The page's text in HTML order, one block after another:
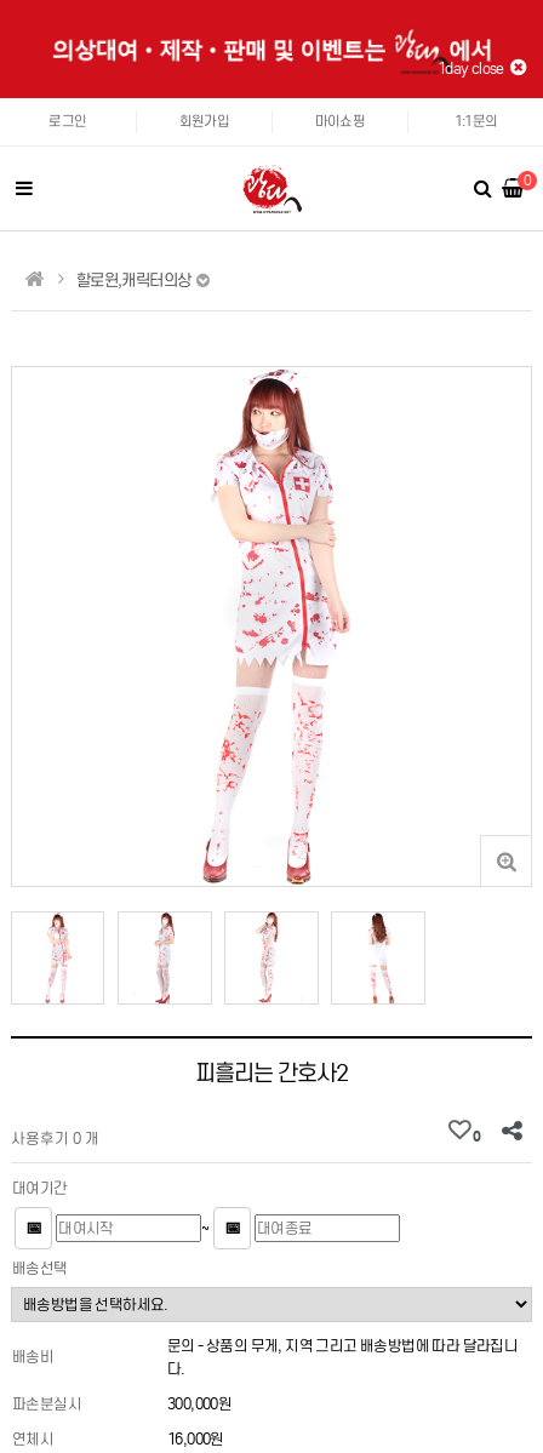
1day close
로그인 회원가입 마이쇼핑 1:1문의
0
할로윈,캐릭터의상
피흘리는 간호사2
사용후기 0 개 0
대여기간
📅 ~ 📅
배송선택
배송비
문의 - 상품의 무게, 지역 그리고 배송방법에 따라 달라집니
다.
파손분실시
300,000원
연체시
16,000원